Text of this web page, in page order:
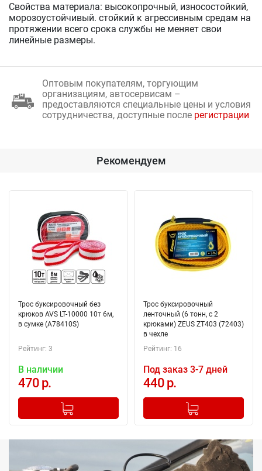
Свойства материала: высокопрочный, износостойкий,
морозоустойчивый. стойкий к агрессивным средам на
протяжении всего срока службы не меняет свои
линейные размеры.
Оптовым покупателям, торгующим
организациям, автосервисам –
предоставляются специальные цены и условия
сотрудничества, доступные после регистрации
Рекомендуем
Трос буксировочный без
крюков AVS LT-10000 10т 6м,
в сумке (A78410S)
Рейтинг: 3
В наличии
470 р.
+
Добавлено в корзину
Трос буксировочный
ленточный (6 тонн, с 2
крюками) ZEUS ZT403 (72403)
в чехле
Рейтинг: 16
Под заказ 3-7 дней
440 р.
+
Добавлено в корзину